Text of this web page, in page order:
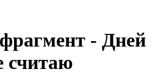
- Дней
считаю